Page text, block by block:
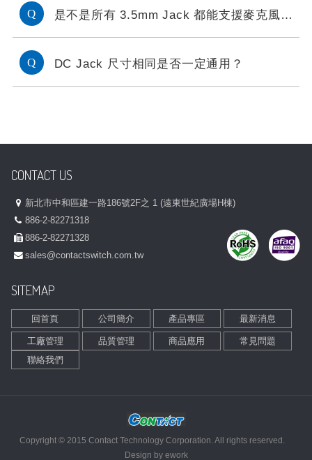
是不是所有 3.5mm Jack 都能支援麥克風？
DC Jack 尺寸相同是否一定通用？
CONTACT US
新北市中和區建一路186號2F之 1 (遠東世紀廣場H棟)
886-2-82271318
886-2-82271328
sales@contactswitch.com.tw
SITEMAP
回首頁 公司簡介 產品專區 最新消息
工廠管理 品質管理 商品應用
常見問題
聯絡我們
Copyright © 2015 Contact Technology Corporation. All rights reserved.
Design by ework